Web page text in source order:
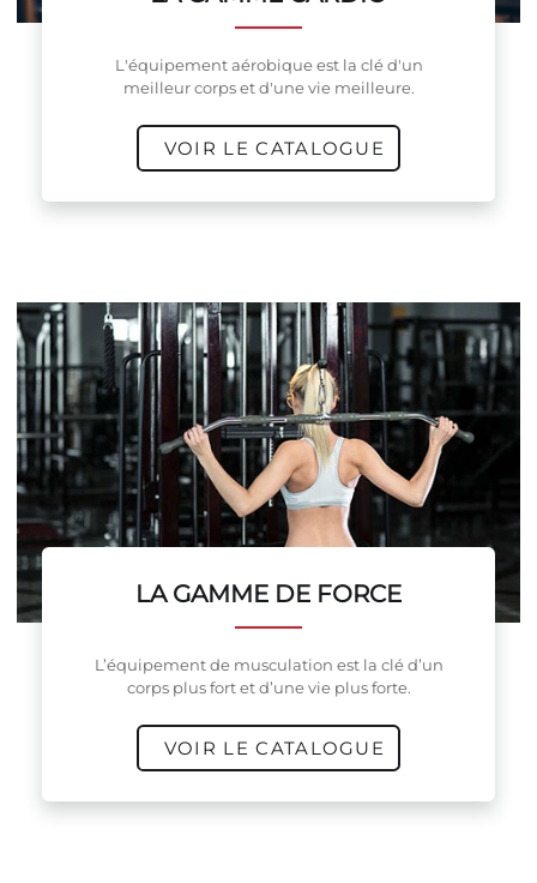
L'équipement aérobique est la clé d'un
meilleur corps et d'une vie meilleure.
VOIR LE CATALOGUE
LA GAMME DE FORCE
L’équipement de musculation est la clé d’un
corps plus fort et d’une vie plus forte.
VOIR LE CATALOGUE